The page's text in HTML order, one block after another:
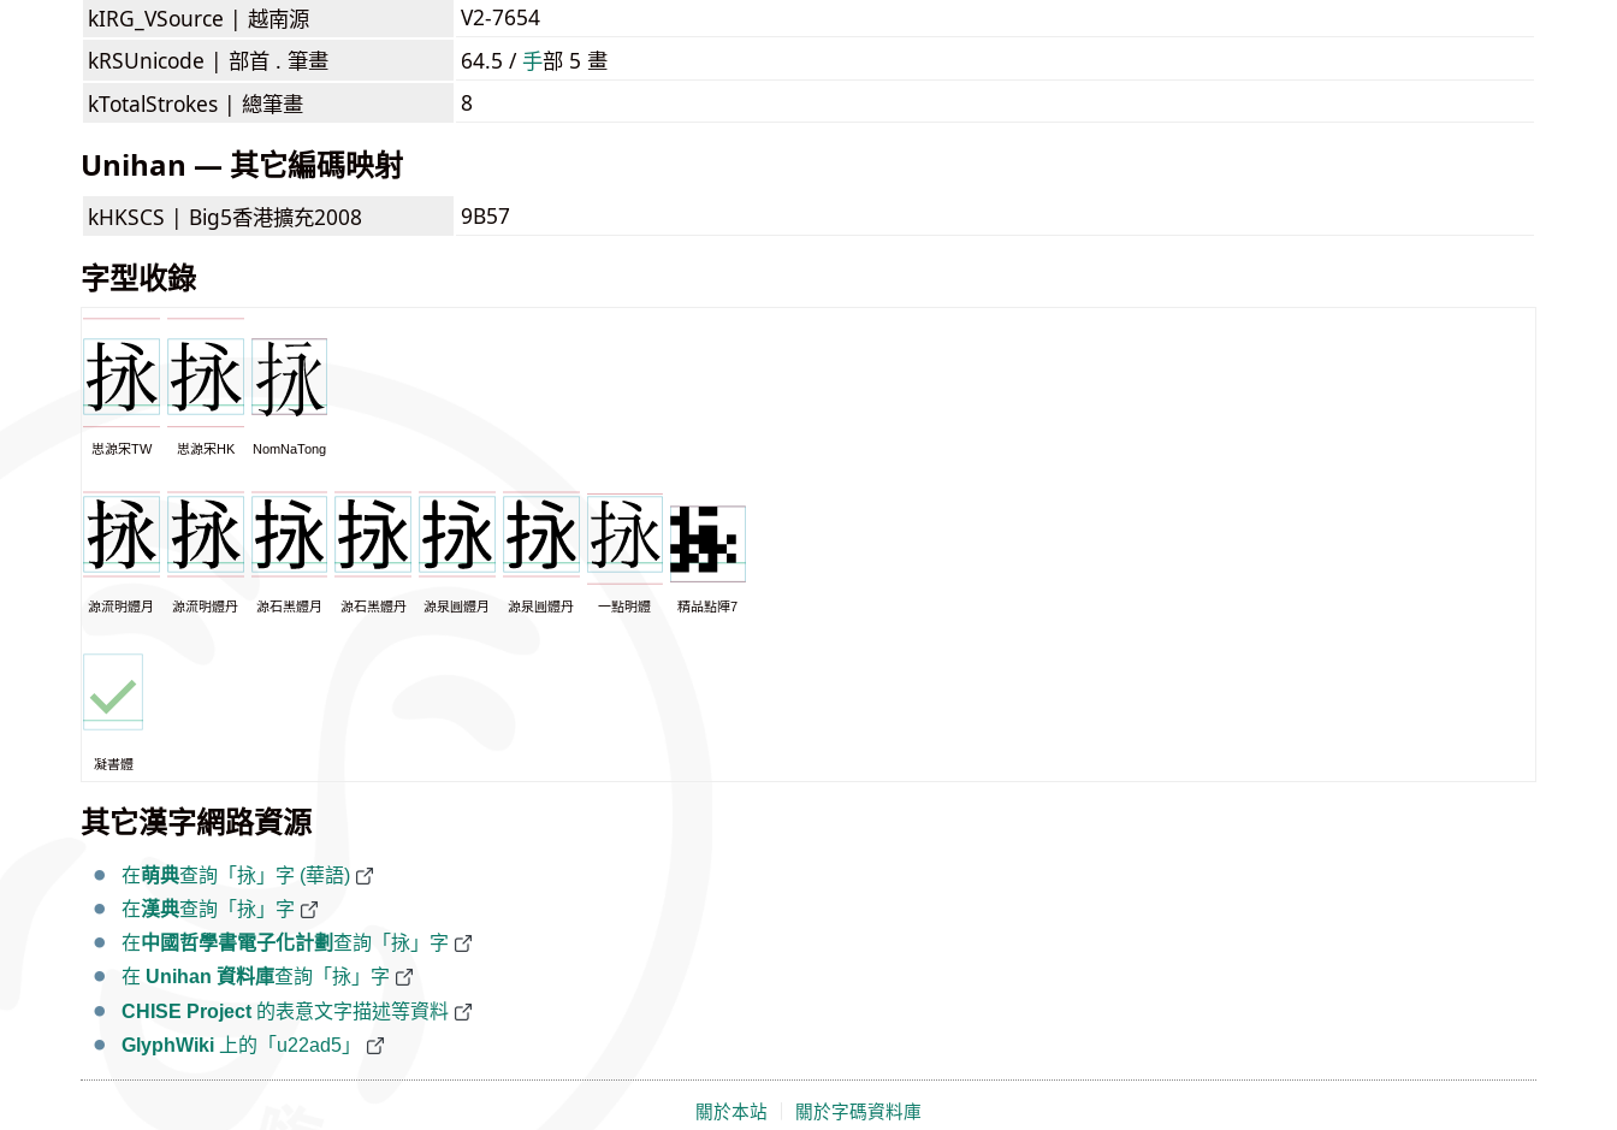
kIRG_VSource | 越南源
V2-7654
kRSUnicode | 部首 . 筆畫 64.5 /⼿部 5 畫
kTotalStrokes | 總筆畫 8
Unihan — 其它編碼映射
kHKSCS | Big5香港擴充2008 9B57
字型收錄
思源宋TW 思源宋HK NomNaTong
源流明體月 源流明體丹 源石黑體月 源石黑體丹 源泉圓體月 源泉圓體丹 一點明體 精品點陣7
凝書體
其它漢字網路資源
在萌典查詢「𢫕」字 (華語)
在漢典查詢「𢫕」字
在中國哲學書電子化計劃 查詢「𢫕」字
在 Unihan 資料庫查詢「𢫕」字
CHISE Project 的表意文字描述等資料
GlyphWiki 上的「u22ad5」
關於本站 關於字碼資料庫